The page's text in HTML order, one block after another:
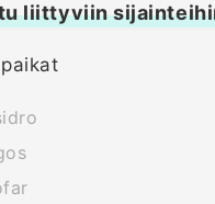
liittyviin